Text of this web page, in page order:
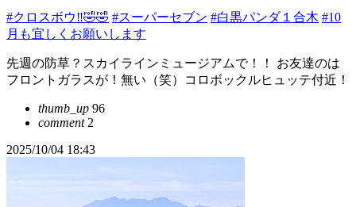
#クロスボウ‼️🤣🤣 #スーパーセブン #白黒パンダ１合木 #10
月も宜しくお願いします
先週の防草？スカイラインミュージアムで！！ お友達のは
フロントガラスが！無い（笑）コロボックルヒュッテ付近！
thumb_up 96
comment2
2025/10/04 18:43